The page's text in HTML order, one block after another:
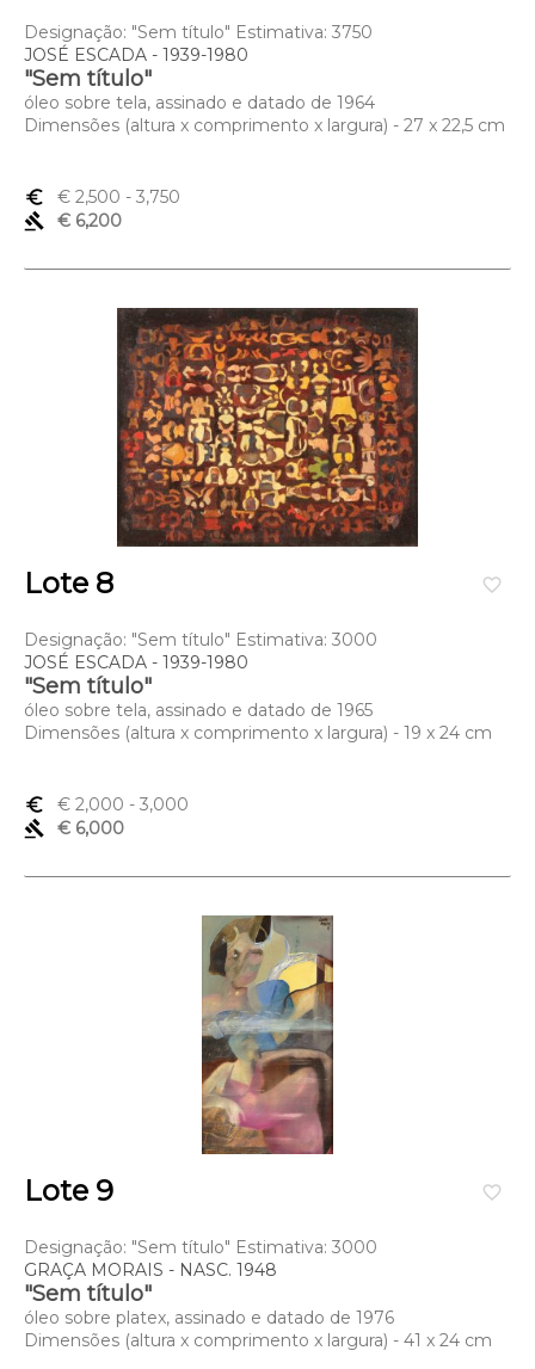
Designação: "Sem título" Estimativa: 3750
JOSÉ ESCADA - 1939-1980
"Sem título"
óleo sobre tela, assinado e datado de 1964
Dimensões (altura x comprimento x largura) - 27 x 22,5 cm
euro_symbol € 2,500 - 3,750
gavel
€ 6,200
favorite_border
Lote 8
Designação: "Sem título" Estimativa: 3000
JOSÉ ESCADA - 1939-1980
"Sem título"
óleo sobre tela, assinado e datado de 1965
Dimensões (altura x comprimento x largura) - 19 x 24 cm
euro_symbol € 2,000 - 3,000
gavel
€ 6,000
favorite_border
Lote 9
Designação: "Sem título" Estimativa: 3000
GRAÇA MORAIS - NASC. 1948
"Sem título"
óleo sobre platex, assinado e datado de 1976
Dimensões (altura x comprimento x largura) - 41 x 24 cm